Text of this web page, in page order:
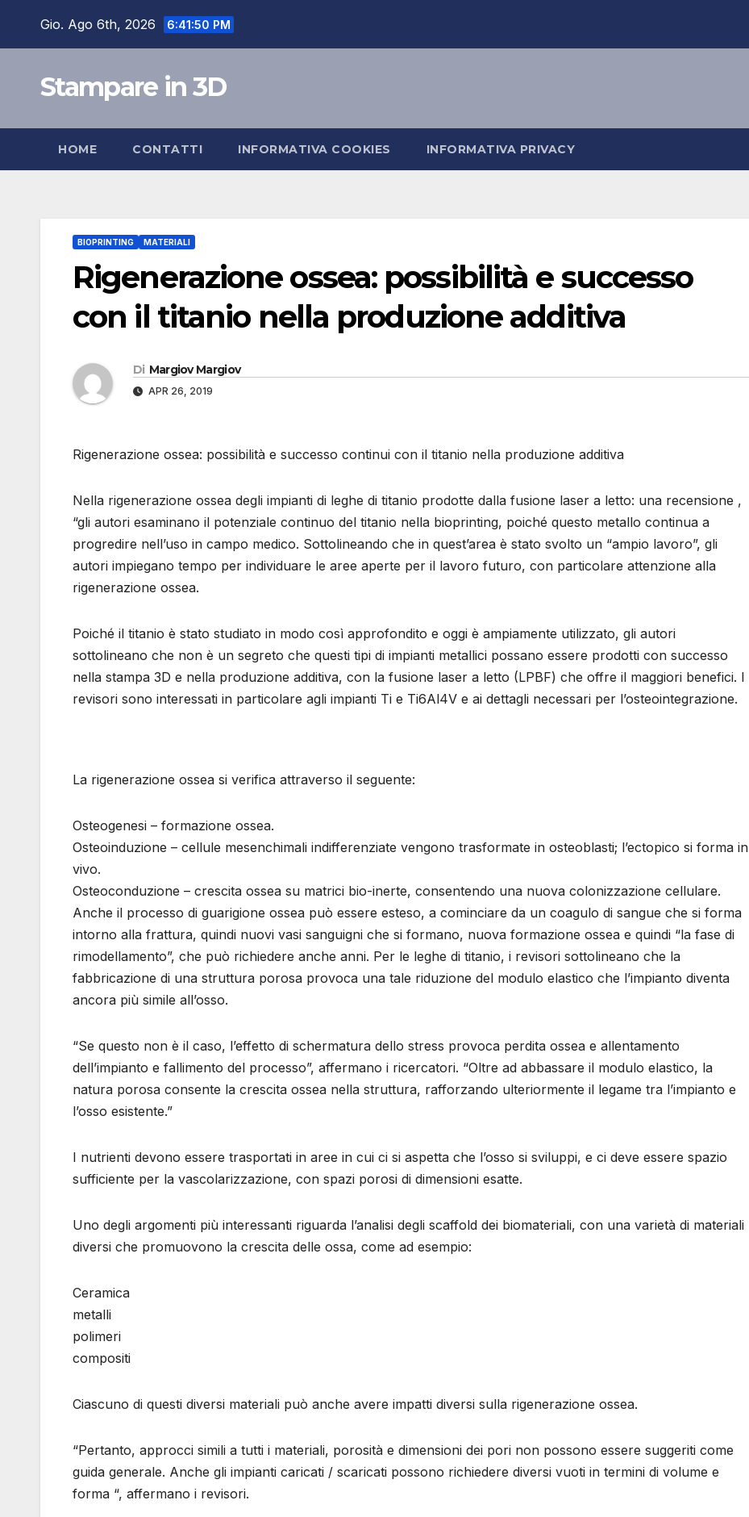
Gio. Ago 6th, 2026 6:41:51 PM
Stampare in 3D
HOME CONTATTI INFORMATIVA COOKIES INFORMATIVA PRIVACY
BIOPRINTING MATERIALI
Rigenerazione ossea: possibilità e successo
con il titanio nella produzione additiva
Di Margiov Margiov
APR 26, 2019
Rigenerazione ossea: possibilità e successo continui con il titanio nella produzione additiva
Nella rigenerazione ossea degli impianti di leghe di titanio prodotte dalla fusione laser a letto: una recensione ,
“gli autori esaminano il potenziale continuo del titanio nella bioprinting, poiché questo metallo continua a
progredire nell’uso in campo medico. Sottolineando che in quest’area è stato svolto un “ampio lavoro”, gli
autori impiegano tempo per individuare le aree aperte per il lavoro futuro, con particolare attenzione alla
rigenerazione ossea.
Poiché il titanio è stato studiato in modo così approfondito e oggi è ampiamente utilizzato, gli autori
sottolineano che non è un segreto che questi tipi di impianti metallici possano essere prodotti con successo
nella stampa 3D e nella produzione additiva, con la fusione laser a letto (LPBF) che offre il maggiori benefici. I
revisori sono interessati in particolare agli impianti Ti e Ti6Al4V e ai dettagli necessari per l’osteointegrazione.
La rigenerazione ossea si verifica attraverso il seguente:
Osteogenesi – formazione ossea.
Osteoinduzione – cellule mesenchimali indifferenziate vengono trasformate in osteoblasti; l’ectopico si forma in
vivo.
Osteoconduzione – crescita ossea su matrici bio-inerte, consentendo una nuova colonizzazione cellulare.
Anche il processo di guarigione ossea può essere esteso, a cominciare da un coagulo di sangue che si forma
intorno alla frattura, quindi nuovi vasi sanguigni che si formano, nuova formazione ossea e quindi “la fase di
rimodellamento”, che può richiedere anche anni. Per le leghe di titanio, i revisori sottolineano che la
fabbricazione di una struttura porosa provoca una tale riduzione del modulo elastico che l’impianto diventa
ancora più simile all’osso.
“Se questo non è il caso, l’effetto di schermatura dello stress provoca perdita ossea e allentamento
dell’impianto e fallimento del processo”, affermano i ricercatori. “Oltre ad abbassare il modulo elastico, la
natura porosa consente la crescita ossea nella struttura, rafforzando ulteriormente il legame tra l’impianto e
l’osso esistente.”
I nutrienti devono essere trasportati in aree in cui ci si aspetta che l’osso si sviluppi, e ci deve essere spazio
sufficiente per la vascolarizzazione, con spazi porosi di dimensioni esatte.
Uno degli argomenti più interessanti riguarda l’analisi degli scaffold dei biomateriali, con una varietà di materiali
diversi che promuovono la crescita delle ossa, come ad esempio:
Ceramica
metalli
polimeri
compositi
Ciascuno di questi diversi materiali può anche avere impatti diversi sulla rigenerazione ossea.
“Pertanto, approcci simili a tutti i materiali, porosità e dimensioni dei pori non possono essere suggeriti come
guida generale. Anche gli impianti caricati / scaricati possono richiedere diversi vuoti in termini di volume e
forma “, affermano i revisori.